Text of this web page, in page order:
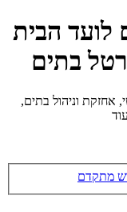
לועד הבית
בתים
אחזקת וניהול בתים,
מתקדם